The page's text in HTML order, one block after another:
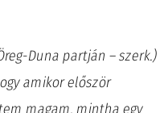
Duna partján – szerk.)
amikor először
magam, mintha egy